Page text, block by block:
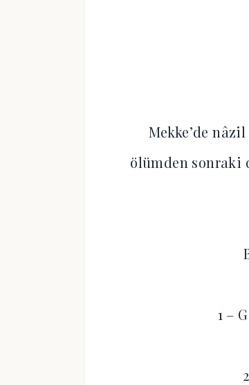
Mekke’de
ölümden sonraki
1 –